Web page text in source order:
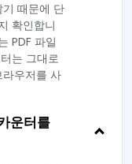
때문에 단
확인합니
PDF 파일
는 그대로
우저를 사
운터를